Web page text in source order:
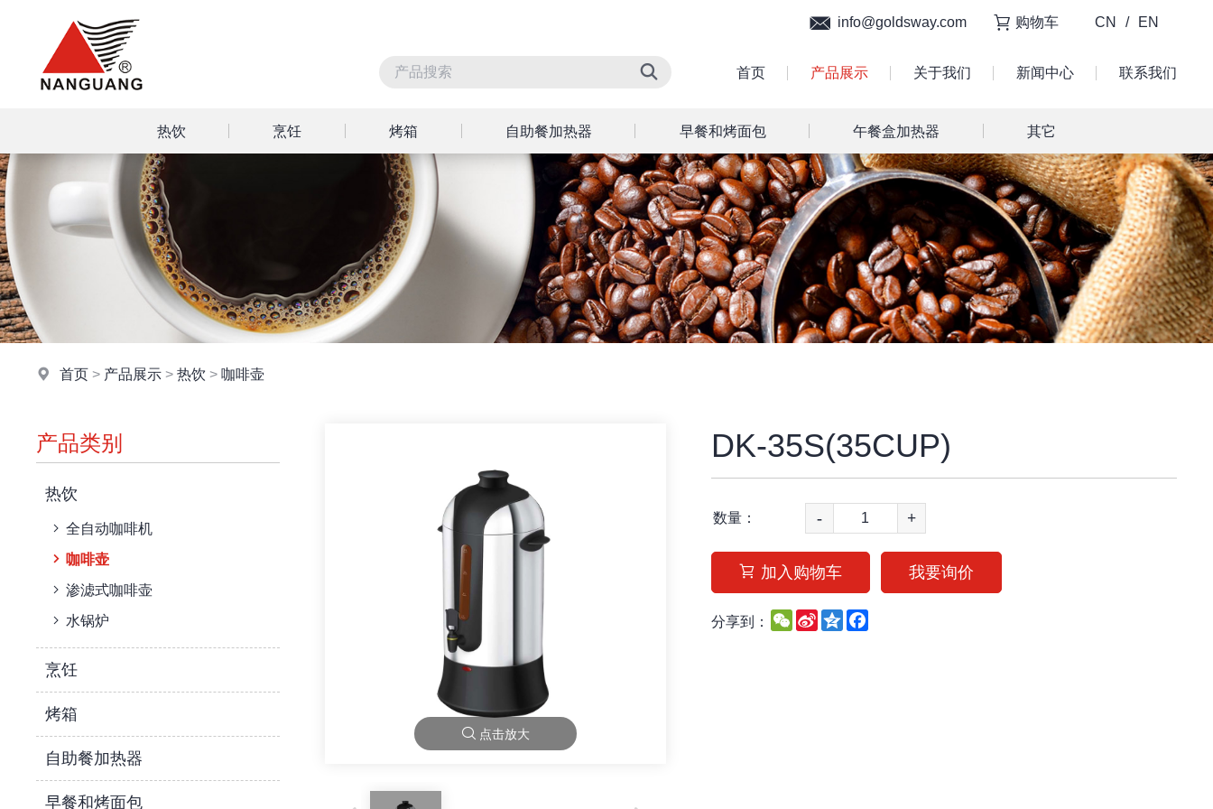
首页 产品展示 关于我们 新闻中心 联系我们
info@goldsway.com 购物车 CN / EN
热饮 烹饪 烤箱 自助餐加热器 早餐和烤面包 午餐盒加热器 其它
首页 > 产品展示 >热饮 > 咖啡壶
产品类别
热饮
全自动咖啡机
咖啡壶
渗滤式咖啡壶
水锅炉
烹饪
烤箱
自助餐加热器
早餐和烤面包
点击放大
DK-35S(35CUP)
数量： - +
加入购物车 我要询价
分享到： WeChat
Sina
Weibo
QzoneFacebook